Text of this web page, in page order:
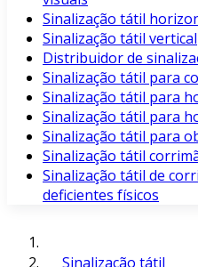
Sinalização tátil
Sinalização tátil vertical
Distribuidor de
Sinalização tátil para
Sinalização tátil para
Sinalização tátil para
Sinalização tátil para
Sinalização tátil
Sinalização tátil de
deficientes físicos
Sinalização tátil